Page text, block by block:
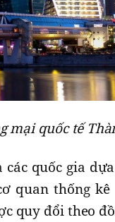
mại quốc tế
các quốc gia
quan thống
quy đổi theo